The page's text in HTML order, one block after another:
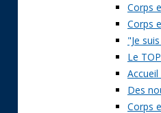
Corps
Corps
"Je
Le
Des
Corps